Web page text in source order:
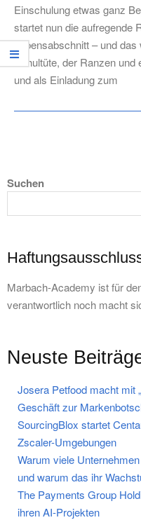
Einschulung etwas ganz
startet nun die aufregende
Lebensabschnitt – und
Schultüte, der Ranzen und
und als Einladung zum
Suchen
Marbach-Academy ist für
verantwortlich noch macht
Neuste
Josera Petfood macht mit
Geschäft zur
SourcingBlox startet
Zscaler-Umgebungen
Warum viele
und warum das ihr
The Payments Group
ihren AI-Projekten